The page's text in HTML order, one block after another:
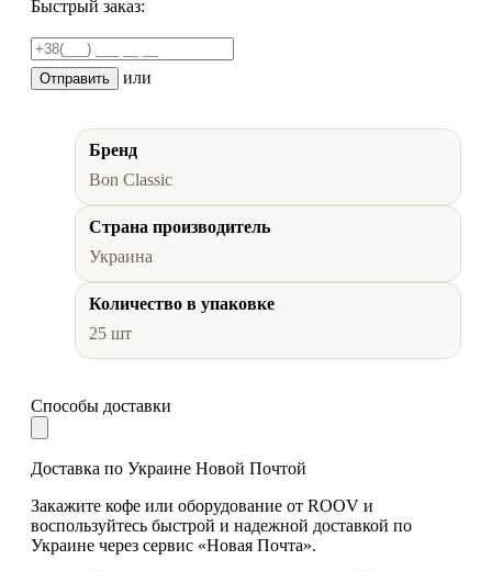
Быстрый заказ:
Отправить или
Бренд
Bon Classic
Страна производитель
Украина
Количество в упаковке
25 шт
Способы доставки
Доставка по Украине Новой Почтой
Закажите кофе или оборудование от ROOV и
воспользуйтесь быстрой и надежной доставкой по
Украине через сервис «Новая Почта».